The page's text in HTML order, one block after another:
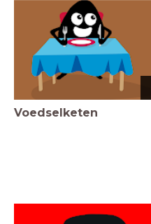
Voedselketen